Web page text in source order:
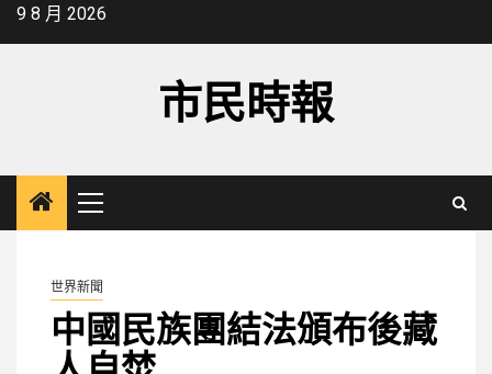
Skip9 8 月 2026
市民時報
Primary
Menu
世界新聞
中國民族團結法頒布後藏